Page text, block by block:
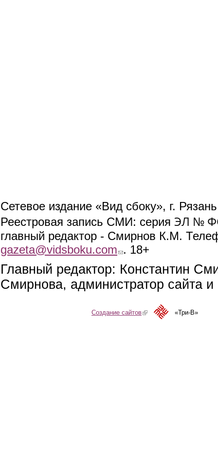
Сетевое издание «Вид сбоку», г.
Реестровая запись СМИ: серия ЭЛ №
главный редактор - Смирнов К.М.
gazeta@vidsboku.com (link sends e-mail)
. 18+
Главный редактор: Константин
Смирнова, администратор сайта
Создание сайтов(link is external)«Три-В»